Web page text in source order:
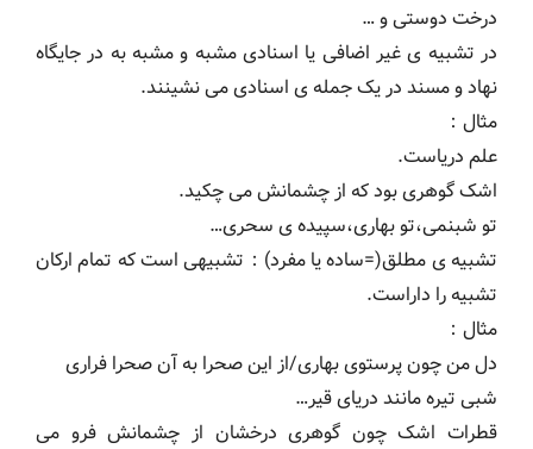
درخت دوستی و …
در تشبیه ی غیر اضافی یا اسنادی مشبه و مشبه به در جایگاه
نهاد و مسند در یک جمله ی اسنادی می نشینند.
مثال：
علم دریاست.
اشک گوهری بود که از چشمانش می چکید.
تو شبنمی،تو بهاری،سپیده ی سحری…
تشبیه ی مطلق(=ساده یا مفرد)：تشبیهی است که تمام ارکان
تشبیه را داراست.
مثال：
دل من چون پرستوی بهاری/از این صحرا به آن صحرا فراری
شبی تیره مانند دریای قیر…
قطرات اشک چون گوهری درخشان از چشمانش فرو می